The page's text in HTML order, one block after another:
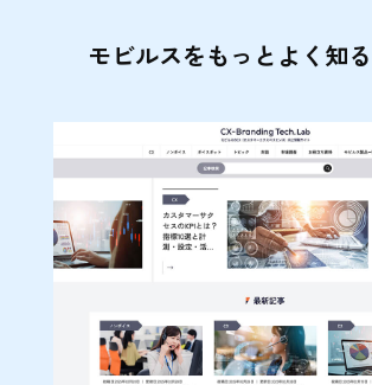
モビルスをもっとよく知